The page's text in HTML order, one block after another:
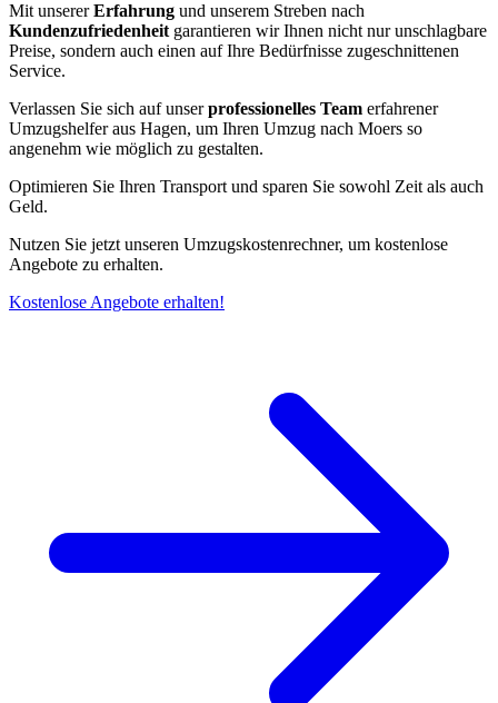
Mit unsererErfahrung und unserem Streben nach
Kundenzufriedenheit garantieren wir Ihnen nicht nur unschlagbare
Preise, sondern auch einen auf Ihre Bedürfnisse zugeschnittenen
Service.
Verlassen Sie sich auf unserprofessionelles Team erfahrener
Umzugshelfer aus Hagen, um Ihren Umzug nach Moers so
angenehm wie möglich zu gestalten.
Optimieren Sie Ihren Transport und sparen Sie sowohl Zeit als auch
Geld.
Nutzen Sie jetzt unseren Umzugskostenrechner, um kostenlose
Angebote zu erhalten.
Kostenlose Angebote erhalten!